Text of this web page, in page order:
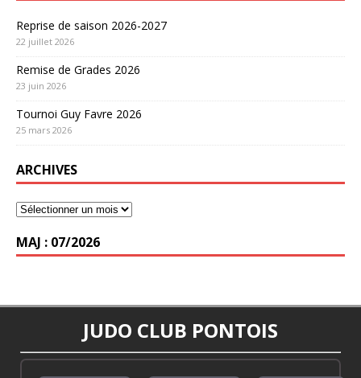
Reprise de saison 2026-2027
22 juillet 2026
Remise de Grades 2026
23 juin 2026
Tournoi Guy Favre 2026
25 mars 2026
ARCHIVES
MAJ : 07/2026
JUDO CLUB PONTOIS